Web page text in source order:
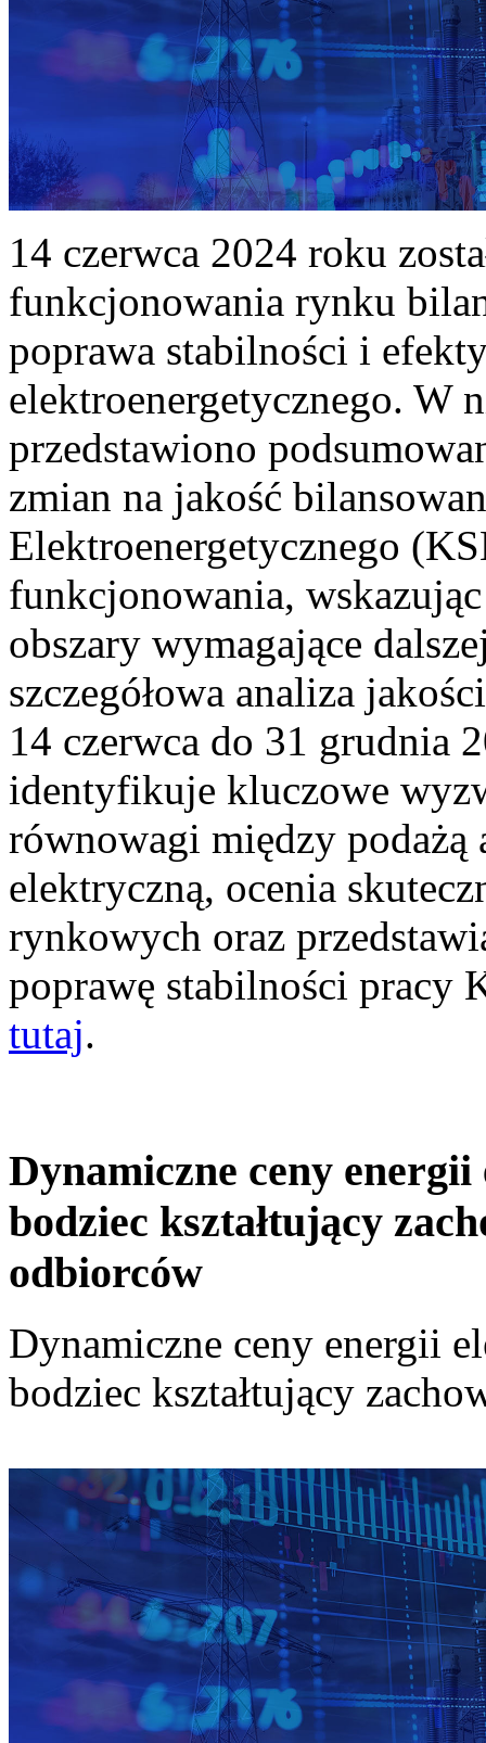
14 czerwca 2024 roku
funkcjonowania rynku
poprawa stabilności i
elektroenergetycznego. W
przedstawiono
zmian na jakość
Elektroenergetycznego
funkcjonowania,
obszary wymagające
szczegółowa analiza
14 czerwca do 31 grudnia
identyfikuje kluczowe
równowagi między podażą
elektryczną, ocenia
rynkowych oraz
poprawę stabilności pracy
tutaj.
Dynamiczne ceny
bodziec kształtujący
odbiorców
Dynamiczne ceny energii
bodziec kształtujący